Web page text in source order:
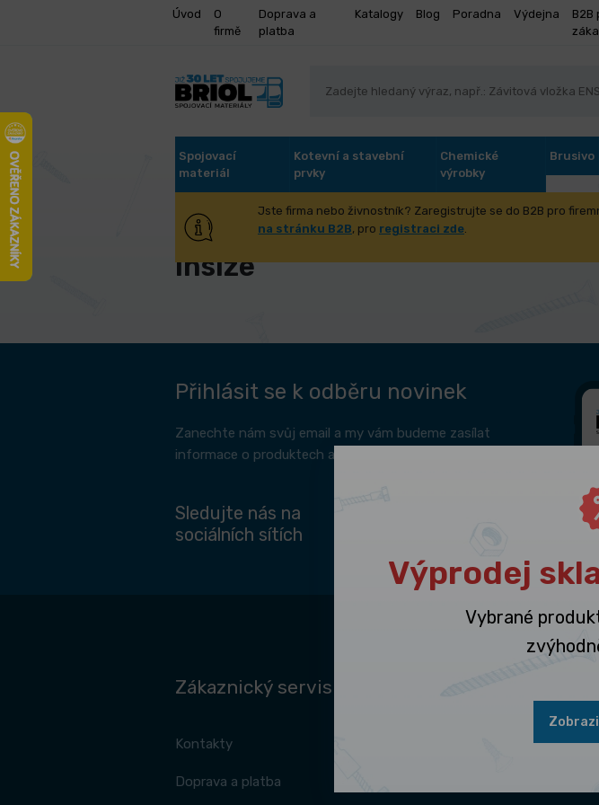
Úvod
O
firmě
Doprava a
platba
Katalogy Blog Poradna Výdejna
B2B
Spojovací
materiál
Kotevní a stavební
prvky
Chemické
výrobky
Brusivo
Jste firma nebo živnostník? Zaregistrujte se do B2B pro
na stránku B2B, pro registraci zde.
Úvod Insize
Insize
Přihlásit se k odběru novinek
Zanechte nám svůj email a my vám budeme zasílat
informace o produktech a jak s produkty zacházet.
Sledujte nás na
sociálních sítích
Zákaznický servis
Kontakty
Doprava a platba
Výprodej
Vybrané